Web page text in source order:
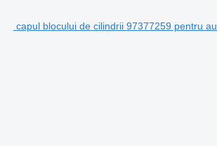
capul blocului de cilindrii 97377259 pentru